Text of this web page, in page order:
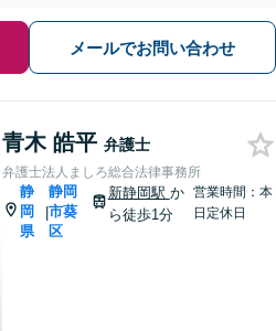
メールでお問い合わせ
青木 皓平 弁護士
弁護士法人ましろ総合法律事務所
静
岡
県
|
静岡
市葵
区
新静岡駅 か
ら徒歩1分
営業時間：本
日定休日